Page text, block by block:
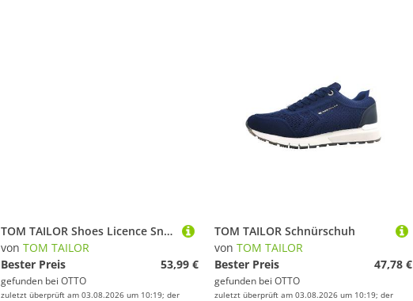
TOM TAILOR Shoes Licence Sneaker (1-tlg) Sneaker mit Colour-Blocking
von TOM TAILOR
Bester Preis
53,99 €
gefunden bei OTTO
zuletzt überprüft am 03.08.2026 um 10:19; der
TOM TAILOR Schnürschuh
von TOM TAILOR
Bester Preis
47,78 €
gefunden bei OTTO
zuletzt überprüft am 03.08.2026 um 10:19; der